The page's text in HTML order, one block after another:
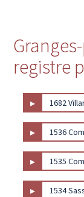
registre
▸ 1682
▸ 1536
▸ 1535
▸ 1534